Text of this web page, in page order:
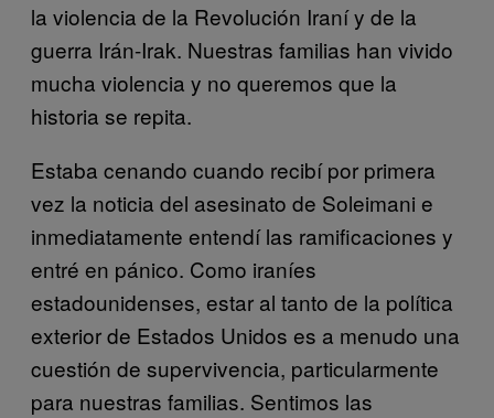
la violencia de la Revolución Iraní y de la
guerra Irán-Irak. Nuestras familias han vivido
mucha violencia y no queremos que la
historia se repita.
Estaba cenando cuando recibí por primera
vez la noticia del asesinato de Soleimani e
inmediatamente entendí las ramificaciones y
entré en pánico. Como iraníes
estadounidenses, estar al tanto de la política
exterior de Estados Unidos es a menudo una
cuestión de supervivencia, particularmente
para nuestras familias. Sentimos las